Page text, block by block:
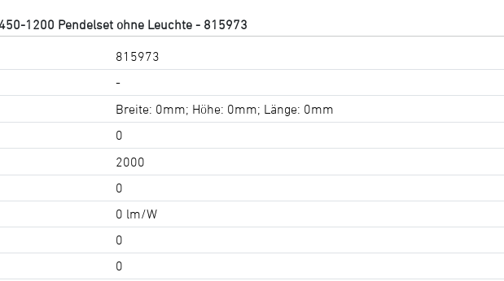
1200 Pendelset ohne Leuchte - 815973
815973
-
Breite: 0mm; Höhe: 0mm; Länge: 0mm
0
2000
0
0 lm/W
0
0